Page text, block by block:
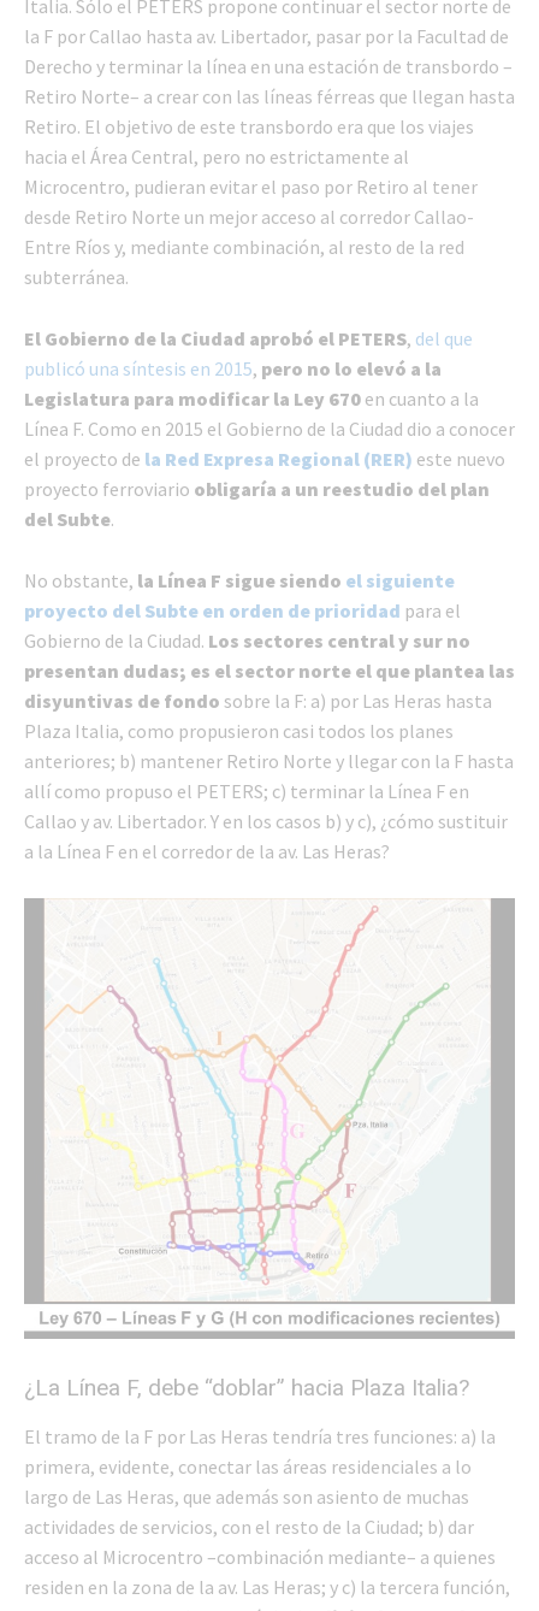
Italia. Sólo el PETERS propone continuar el sector norte de
la F por Callao hasta av. Libertador, pasar por la Facultad de
Derecho y terminar la línea en una estación de transbordo –
Retiro Norte– a crear con las líneas férreas que llegan hasta
Retiro. El objetivo de este transbordo era que los viajes
hacia el Área Central, pero no estrictamente al
Microcentro, pudieran evitar el paso por Retiro al tener
desde Retiro Norte un mejor acceso al corredor Callao-
Entre Ríos y, mediante combinación, al resto de la red
subterránea.
El Gobierno de la Ciudad aprobó el PETERS, del que
publicó una síntesis en 2015, pero no lo elevó a la
Legislatura para modificar la Ley 670 en cuanto a la
Línea F. Como en 2015 el Gobierno de la Ciudad dio a conocer
el proyecto de la Red Expresa Regional (RER) este nuevo
proyecto ferroviario obligaría a un reestudio del plan
del Subte.
No obstante, la Línea F sigue siendo el siguiente
proyecto del Subte en orden de prioridad para el
Gobierno de la Ciudad. Los sectores central y sur no
presentan dudas; es el sector norte el que plantea las
disyuntivas de fondo sobre la F: a) por Las Heras hasta
Plaza Italia, como propusieron casi todos los planes
anteriores; b) mantener Retiro Norte y llegar con la F hasta
allí como propuso el PETERS; c) terminar la Línea F en
Callao y av. Libertador. Y en los casos b) y c), ¿cómo sustituir
a la Línea F en el corredor de la av. Las Heras?
¿La Línea F, debe “doblar” hacia Plaza Italia?
El tramo de la F por Las Heras tendría tres funciones: a) la
primera, evidente, conectar las áreas residenciales a lo
largo de Las Heras, que además son asiento de muchas
actividades de servicios, con el resto de la Ciudad; b) dar
acceso al Microcentro –combinación mediante– a quienes
residen en la zona de la av. Las Heras; y c) la tercera función,